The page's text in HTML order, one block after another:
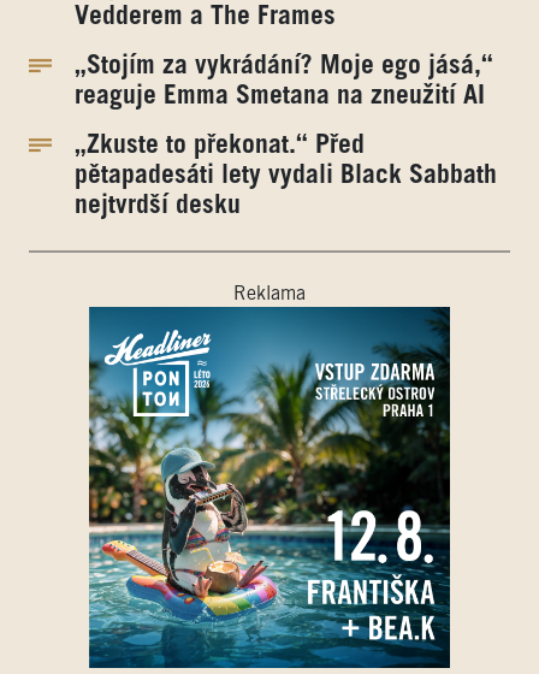
Vedderem a The Frames
„Stojím za vykrádání? Moje ego jásá,“
reaguje Emma Smetana na zneužití AI
„Zkuste to překonat.“ Před
pětapadesáti lety vydali Black Sabbath
nejtvrdší desku
Reklama